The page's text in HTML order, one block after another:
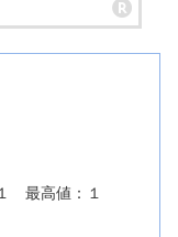
最高値：１